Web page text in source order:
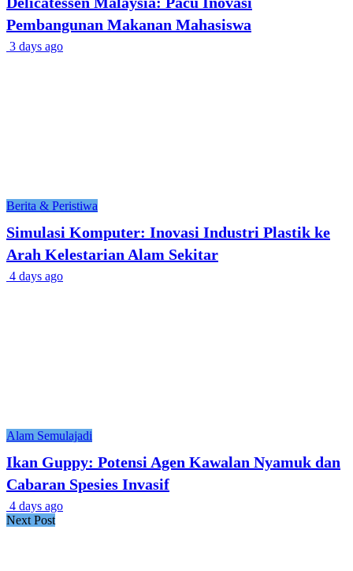
Pembangunan Makanan Mahasiswa
3 days ago
Berita & Peristiwa
Simulasi Komputer: Inovasi Industri Plastik ke
Arah Kelestarian Alam Sekitar
4 days ago
Alam Semulajadi
Ikan Guppy: Potensi Agen Kawalan Nyamuk dan
Cabaran Spesies Invasif
4 days ago
Next Post